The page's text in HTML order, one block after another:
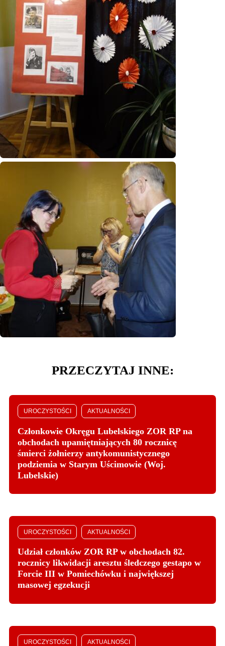
PRZECZYTAJ INNE:
UROCZYSTOŚCI AKTUALNOŚCI
Członkowie Okręgu Lubelskiego ZOR RP na
obchodach upamiętniających 80 rocznicę
śmierci żołnierzy antykomunistycznego
podziemia w Starym Uścimowie (Woj.
Lubelskie)
UROCZYSTOŚCI AKTUALNOŚCI
Udział członków ZOR RP w obchodach 82.
rocznicy likwidacji aresztu śledczego gestapo w
Forcie III w Pomiechówku i największej
masowej egzekucji
UROCZYSTOŚCI AKTUALNOŚCI